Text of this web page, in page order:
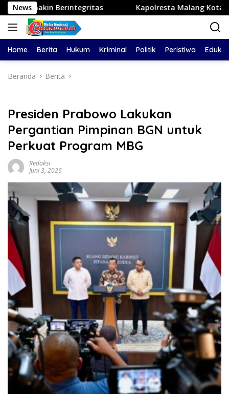
Langsung
ke
konten
News Kapolresta Malang Kota Cek Dua SPPG
Home Berita Hukum Kriminal Politik Peristiwa
Beranda Berita
Presiden Prabowo Lakukan
Pergantian Pimpinan BGN untuk
Perkuat Program MBG
Redaksi
Juni 3, 2026